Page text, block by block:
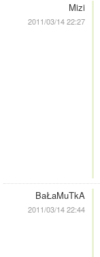
Mizi
2011/03/14 22:27
BaŁaMuTkA
2011/03/14 22:44